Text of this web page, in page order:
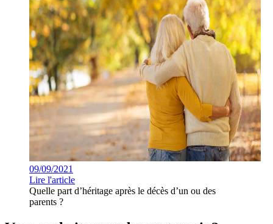
09/09/2021
Lire l'article
Quelle part d’héritage après le décès d’un ou des
parents ?